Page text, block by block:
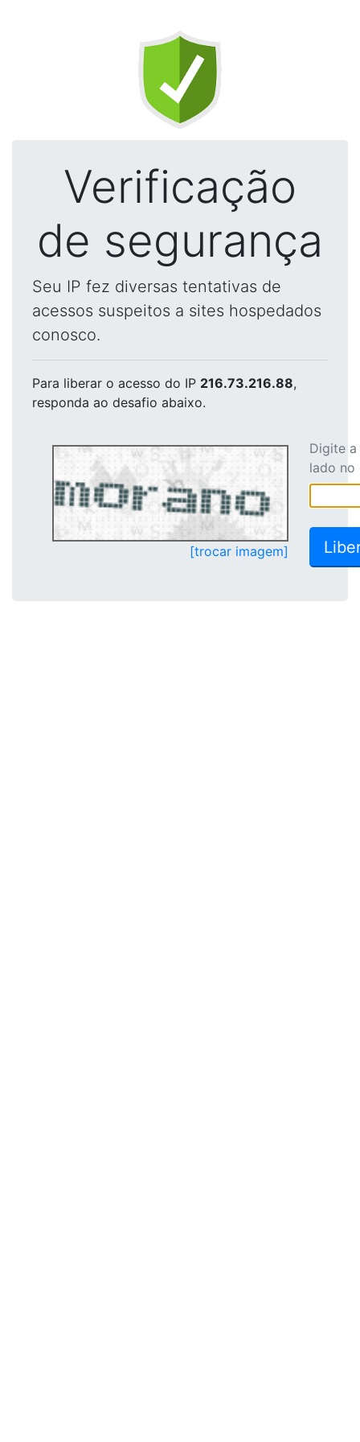
Verificação
de segurança
Seu IP fez diversas tentativas de
acessos suspeitos a sites hospedados
conosco.
Para liberar o acesso do IP 216.73.216.88,
responda ao desafio abaixo.
[trocar imagem]
Digite
lado no